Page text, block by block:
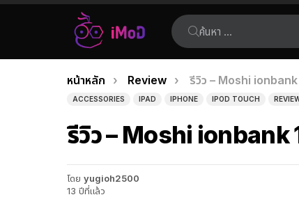
ค้นหา:
เรื่อง
ล่าสุด
คุณอยู่ที่นี่:
หน้าหลัก Review รีวิว – Moshi
ACCESSORIES IPAD IPHONE IPOD TOUCH
รีวิว – Moshi
โดย yugioh2500
13 ปีที่แล้ว